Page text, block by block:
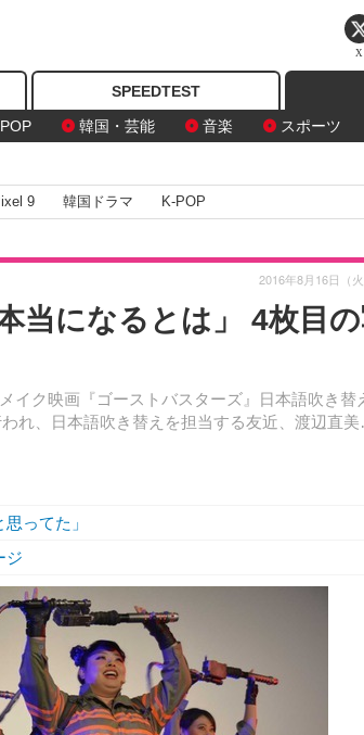
SPEEDTEST
韓国・芸能 音楽 スポーツ
9 韓国ドラマ K-POP
当になるとは」 4枚目
イク映画『ゴーストバスターズ』日本語吹き替
れ、日本語吹き替えを担当する友近、渡辺直
2016年8月16日（
ってた」
ジ
X